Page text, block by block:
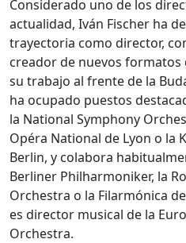
Considerado uno de los
actualidad, Iván Fischer ha
trayectoria como director,
creador de nuevos formatos
su trabajo al frente de la
ha ocupado puestos
la National Symphony
Opéra National de Lyon o la
Berlin, y colabora
Berliner Philharmoniker, la
Orchestra o la Filarmónica
es director musical de la
Orchestra.